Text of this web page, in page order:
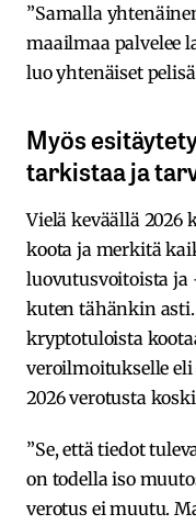
”Samalla
maailmaa palvelee
luo yhtenäiset
Myös
tarkistaa ja
Vielä keväällä
koota ja merkitä
luovutusvoitoista ja
kuten tähänkin asti.
kryptotuloista
veroilmoitukselle
2026 verotusta
”Se, että tiedot
on todella iso
verotus ei muutu.